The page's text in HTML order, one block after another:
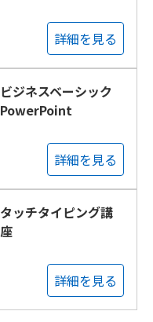
詳細を見る
ビジネスベーシック
PowerPoint
詳細を見る
タッチタイピング講
座
詳細を見る